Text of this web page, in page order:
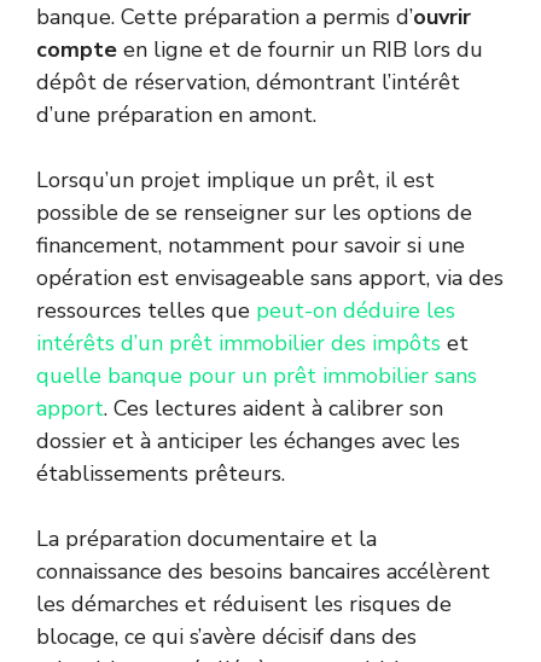
banque. Cette préparation a permis d’ouvrir
compte en ligne et de fournir un RIB lors du
dépôt de réservation, démontrant l’intérêt
d’une préparation en amont.
Lorsqu’un projet implique un prêt, il est
possible de se renseigner sur les options de
financement, notamment pour savoir si une
opération est envisageable sans apport, via des
ressources telles que peut-on déduire les
intérêts d’un prêt immobilier des impôts et
quelle banque pour un prêt immobilier sans
apport. Ces lectures aident à calibrer son
dossier et à anticiper les échanges avec les
établissements prêteurs.
La préparation documentaire et la
connaissance des besoins bancaires accélèrent
les démarches et réduisent les risques de
blocage, ce qui s’avère décisif dans des